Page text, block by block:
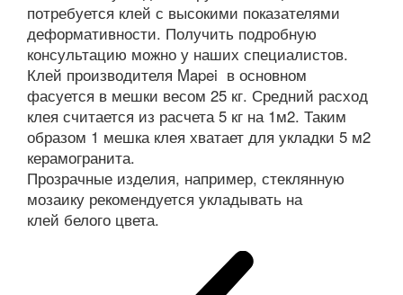
потребуется клей с высокими показателями
деформативности. Получить подробную
консультацию можно у наших специалистов.
Клей производителя Mapei в основном
фасуется в мешки весом 25 кг. Средний расход
клея считается из расчета 5 кг на 1м2. Таким
образом 1 мешка клея хватает для укладки 5 м2
керамогранита.
Прозрачные изделия, например, стеклянную
мозаику рекомендуется укладывать на
клей белого цвета.